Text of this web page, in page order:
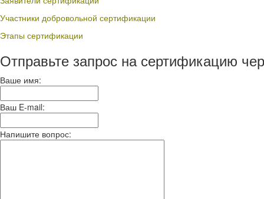
Участники добровольной сертификации
Этапы сертификации
Отправьте запрос на сертификацию
Ваше имя:
Ваш E-mail:
Напишите вопрос: